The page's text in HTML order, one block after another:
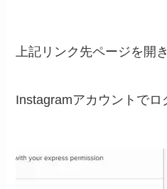
上記リンク先ページを開き
Instagramアカウントでロ